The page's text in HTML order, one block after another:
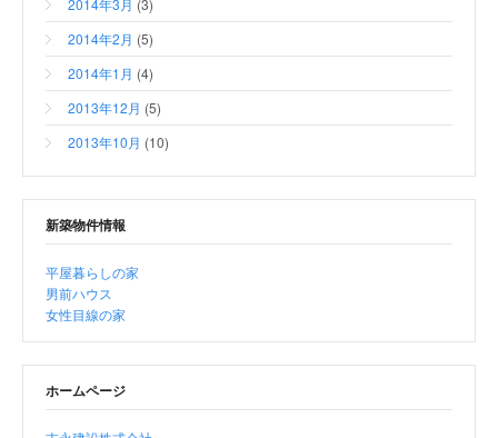
2014年3月 (3)
2014年2月 (5)
2014年1月 (4)
2013年12月 (5)
2013年10月 (10)
新築物件情報
平屋暮らしの家
男前ハウス
女性目線の家
ホームページ